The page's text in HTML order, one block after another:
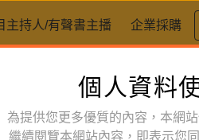
主持人/有聲書主播 企業採購
個人資料
為提供您更多優質的內容，本網
繼續閱覽本網站內容，即表示您